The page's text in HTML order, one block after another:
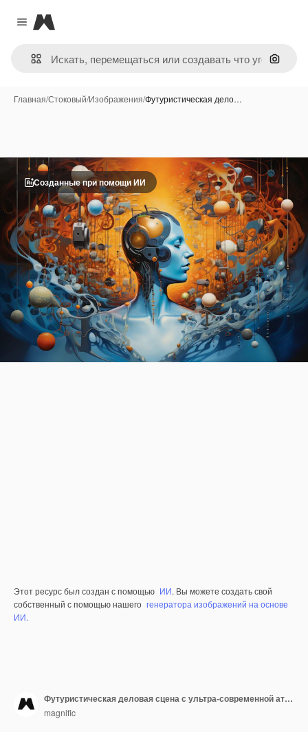
Close menu
Magnific
Поиск
Главная/Стоковый/Изображения/Футуристическая дело…
Созданные при помощи ИИ
Этот ресурс был создан с помощью ИИ. Вы можете создать свой
собственный с помощью нашего генератора изображений на основе
ИИ.
Футуристическая деловая сцена с ультра-современной атмосферой
magnific